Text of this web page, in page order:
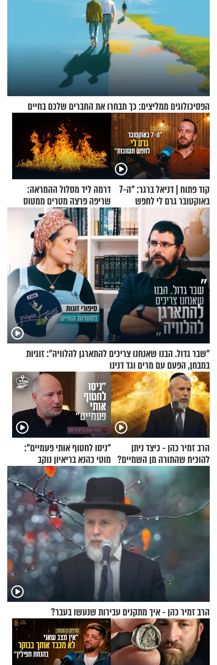
הפסיכולוגים ממליצים: כך תבחרו את החברים שלכם בחיים
קוד פתוח | דניאל ברגר: "ה-7
באוקטובר גרם לי לחפש
תשובות"
דרמה ליד מסלול ההמראה:
שריפה פרצה מטרים ממטוס
מלא בנוסעים
"שבר גדול. הבנו שאנחנו צריכים להתארגן להלוויה": זוגיות
במבחן, הפעם עם מרים וגד דנינו
הרב זמיר כהן - כיצד ניתן
להוכיח שהתורה מן השמיים?
"ניסו לחטוף אותי פעמיים":
מוטי כהנא בריאיון נוקב
הרב זמיר כהן - איך מתקנים עבירות שנעשו בעבר?